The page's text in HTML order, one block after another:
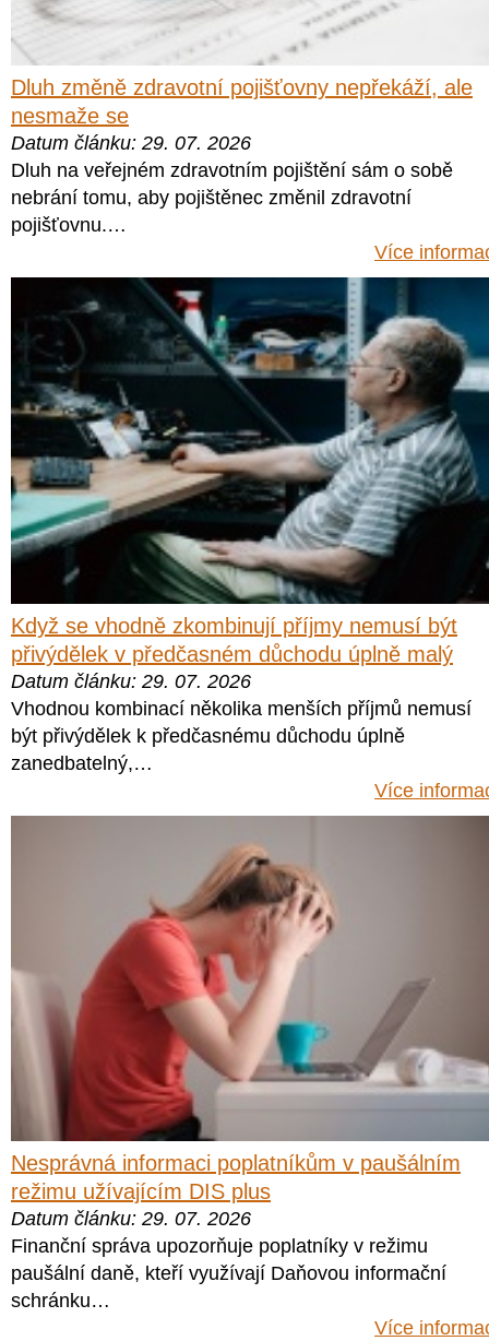
Dluh změně zdravotní pojišťovny nepřekáží, ale
nesmaže se
Datum článku: 29. 07. 2026
Dluh na veřejném zdravotním pojištění sám o sobě
nebrání tomu, aby pojištěnec změnil zdravotní
pojišťovnu.…
Více
Když se vhodně zkombinují příjmy nemusí být
přivýdělek v předčasném důchodu úplně malý
Datum článku: 29. 07. 2026
Vhodnou kombinací několika menších příjmů nemusí
být přivýdělek k předčasnému důchodu úplně
zanedbatelný,…
Více
Nesprávná informaci poplatníkům v paušálním
režimu užívajícím DIS plus
Datum článku: 29. 07. 2026
Finanční správa upozorňuje poplatníky v režimu
paušální daně, kteří využívají Daňovou informační
schránku…
Více